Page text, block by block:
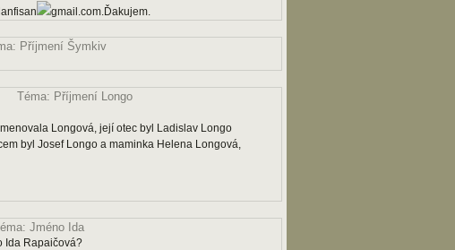
gmail.com.Ďakujem.
Příjmení Šymkiv
Téma: Příjmení Longo
Longová, její otec byl Ladislav Longo
byl Josef Longo a maminka Helena Longová,
Jméno Ida
Ida Rapaičová?